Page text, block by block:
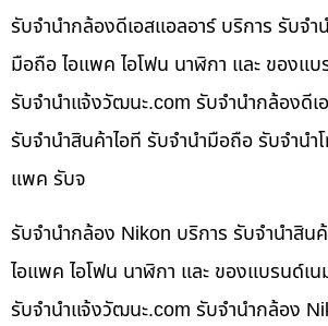
รับจำนำกล้องดีเอสแอลอาร์ บริการ รับจำ
มือถือ ไอแพค ไอโฟน นาฬิกา และ ของแ
รับจํานําแจ้งวัฒนะ.com รับจำนำกล้องดีเ
รับจำนำสินค้าไอที รับจำนำมือถือ รับจำนำ
แพค รับจ
รับจำนำกล้อง Nikon บริการ รับจำนำสิน
ไอแพค ไอโฟน นาฬิกา และ ของแบรนด์เ
รับจํานําแจ้งวัฒนะ.com รับจำนำกล้อง